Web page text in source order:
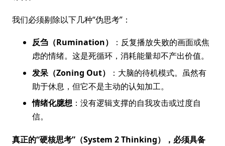
我们必须剔除以下几种“伪思考”：
反刍（Rumination）
：反复播放失败的画面或焦
虑的情绪。这是死循环，消耗能量却不产出价值。
发呆（Zoning Out）
：大脑的待机模式。虽然有
助于休息，但它不是主动的认知加工。
情绪化臆想 ：没有逻辑支撑的自我攻击或过度自
信。
真正的“硬核思考”（System 2 Thinking），必须具备